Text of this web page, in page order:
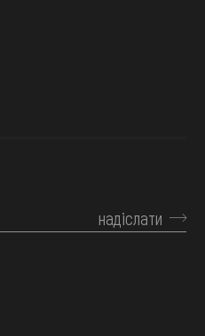
надіслати